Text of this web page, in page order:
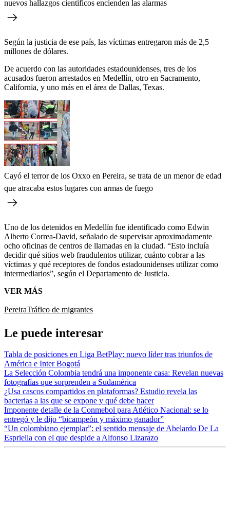
nuevos hallazgos científicos encienden las alarmas
Según la justicia de ese país, las víctimas entregaron más de 2,5
millones de dólares.
De acuerdo con las autoridades estadounidenses, tres de los
acusados fueron arrestados en Medellín, otro en Sacramento,
California, y uno más en el área de Dallas, Texas.
Cayó el terror de los Oxxo en Pereira, se trata de un menor de edad
que atracaba estos lugares con armas de fuego
Uno de los detenidos en Medellín fue identificado como Edwin
Alberto Correa-David, señalado de supervisar aproximadamente
ocho oficinas de centros de llamadas en la ciudad. “Esto incluía
decidir qué sitios web fraudulentos utilizar, cuánto cobrar a las
víctimas y qué receptores de fondos estadounidenses utilizar como
intermediarios”, según el Departamento de Justicia.
VER MÁS
PereiraTráfico de migrantes
Le puede interesar
Tabla de posiciones en Liga BetPlay: nuevo líder tras triunfos de
América e Inter Bogotá
La Selección Colombia tendrá una imponente casa: Revelan nuevas
fotografías que sorprenden a Sudamérica
¿Usa cascos compartidos en plataformas? Estudio revela las
bacterias a las que se expone y qué debe hacer
Imponente detalle de la Conmebol para Atlético Nacional: se lo
entregó y le dijo “bicampeón y máximo ganador”
“Un colombiano ejemplar”: el sentido mensaje de Abelardo De La
Espriella con el que despide a Alfonso Lizarazo